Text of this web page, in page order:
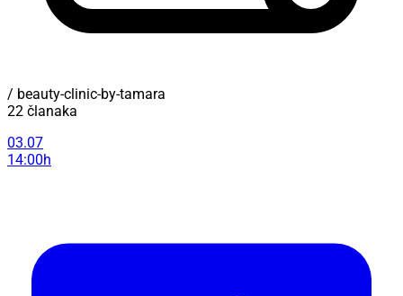
/ beauty-clinic-by-tamara
22 članaka
03.07
14:00h